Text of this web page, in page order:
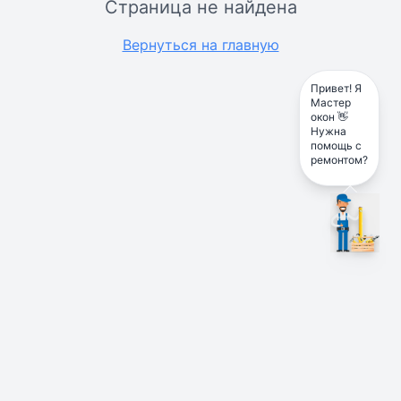
Страница не найдена
Вернуться на главную
Привет! Я
Мастер
окон 👋
Нужна
помощь с
ремонтом?